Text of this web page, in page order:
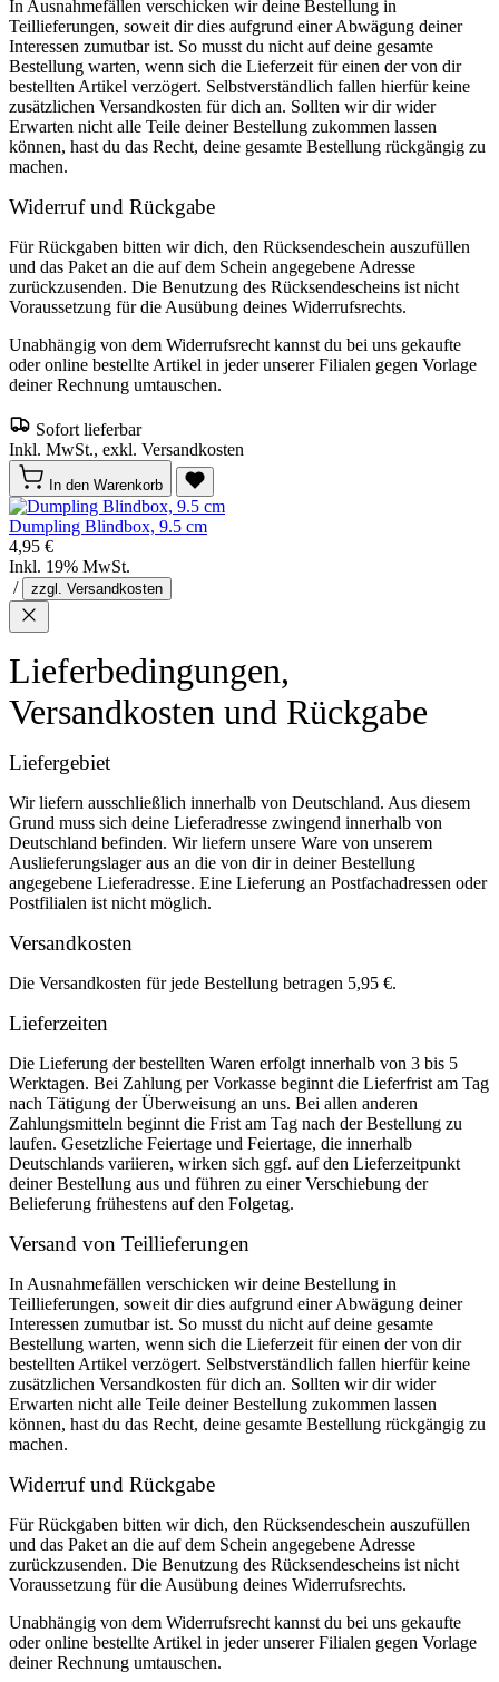
In Ausnahmefällen verschicken wir deine Bestellung in
Teillieferungen, soweit dir dies aufgrund einer Abwägung deiner
Interessen zumutbar ist. So musst du nicht auf deine gesamte
Bestellung warten, wenn sich die Lieferzeit für einen der von dir
bestellten Artikel verzögert. Selbstverständlich fallen hierfür keine
zusätzlichen Versandkosten für dich an. Sollten wir dir wider
Erwarten nicht alle Teile deiner Bestellung zukommen lassen
können, hast du das Recht, deine gesamte Bestellung rückgängig zu
machen.
Widerruf und Rückgabe
Für Rückgaben bitten wir dich, den Rücksendeschein auszufüllen
und das Paket an die auf dem Schein angegebene Adresse
zurückzusenden. Die Benutzung des Rücksendescheins ist nicht
Voraussetzung für die Ausübung deines Widerrufsrechts.
Unabhängig von dem Widerrufsrecht kannst du bei uns gekaufte
oder online bestellte Artikel in jeder unserer Filialen gegen Vorlage
deiner Rechnung umtauschen.
Sofort lieferbar
Inkl. MwSt., exkl. Versandkosten
In den Warenkorb
Dumpling Blindbox, 9.5 cm
4,95 €
Inkl. 19% MwSt.
/
zzgl. Versandkosten
Lieferbedingungen,
Versandkosten und Rückgabe
Liefergebiet
Wir liefern ausschließlich innerhalb von Deutschland. Aus diesem
Grund muss sich deine Lieferadresse zwingend innerhalb von
Deutschland befinden. Wir liefern unsere Ware von unserem
Auslieferungslager aus an die von dir in deiner Bestellung
angegebene Lieferadresse. Eine Lieferung an Postfachadressen oder
Postfilialen ist nicht möglich.
Versandkosten
Die Versandkosten für jede Bestellung betragen 5,95 €.
Lieferzeiten
Die Lieferung der bestellten Waren erfolgt innerhalb von 3 bis 5
Werktagen. Bei Zahlung per Vorkasse beginnt die Lieferfrist am Tag
nach Tätigung der Überweisung an uns. Bei allen anderen
Zahlungsmitteln beginnt die Frist am Tag nach der Bestellung zu
laufen. Gesetzliche Feiertage und Feiertage, die innerhalb
Deutschlands variieren, wirken sich ggf. auf den Lieferzeitpunkt
deiner Bestellung aus und führen zu einer Verschiebung der
Belieferung frühestens auf den Folgetag.
Versand von Teillieferungen
In Ausnahmefällen verschicken wir deine Bestellung in
Teillieferungen, soweit dir dies aufgrund einer Abwägung deiner
Interessen zumutbar ist. So musst du nicht auf deine gesamte
Bestellung warten, wenn sich die Lieferzeit für einen der von dir
bestellten Artikel verzögert. Selbstverständlich fallen hierfür keine
zusätzlichen Versandkosten für dich an. Sollten wir dir wider
Erwarten nicht alle Teile deiner Bestellung zukommen lassen
können, hast du das Recht, deine gesamte Bestellung rückgängig zu
machen.
Widerruf und Rückgabe
Für Rückgaben bitten wir dich, den Rücksendeschein auszufüllen
und das Paket an die auf dem Schein angegebene Adresse
zurückzusenden. Die Benutzung des Rücksendescheins ist nicht
Voraussetzung für die Ausübung deines Widerrufsrechts.
Unabhängig von dem Widerrufsrecht kannst du bei uns gekaufte
oder online bestellte Artikel in jeder unserer Filialen gegen Vorlage
deiner Rechnung umtauschen.